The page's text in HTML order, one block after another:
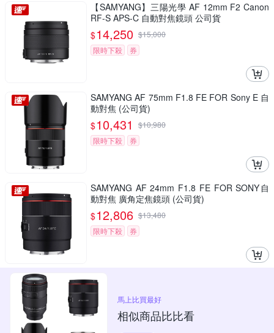
【SAMYANG】三陽光學 AF 12mm F2 Canon
RF-S APS-C 自動對焦鏡頭 公司貨
$14,250 $15,000
限時下殺
券
SAMYANG AF 75mm F1.8 FE FOR Sony E 自
動對焦 (公司貨)
$10,431 $10,980
限時下殺
券
SAMYANG AF 24mm F1.8 FE FOR SONY自
動對焦 廣角定焦鏡頭 (公司貨)
$12,806 $13,480
限時下殺
券
馬上比買最好
相似商品比比看